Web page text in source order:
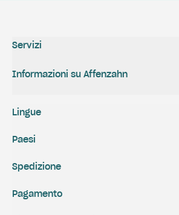
Servizi
Informazioni su Affenzahn
Spedizione
Pagamento
Lingue
Paesi